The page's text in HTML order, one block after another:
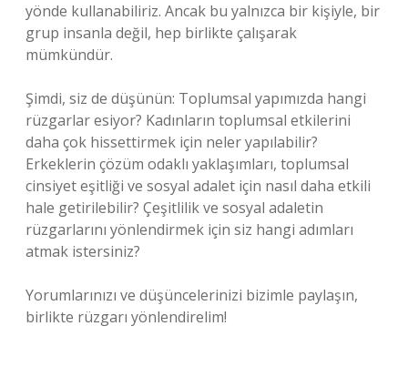
yönde kullanabiliriz. Ancak bu yalnızca bir kişiyle, bir
grup insanla değil, hep birlikte çalışarak
mümkündür.
Şimdi, siz de düşünün: Toplumsal yapımızda hangi
rüzgarlar esiyor? Kadınların toplumsal etkilerini
daha çok hissettirmek için neler yapılabilir?
Erkeklerin çözüm odaklı yaklaşımları, toplumsal
cinsiyet eşitliği ve sosyal adalet için nasıl daha etkili
hale getirilebilir? Çeşitlilik ve sosyal adaletin
rüzgarlarını yönlendirmek için siz hangi adımları
atmak istersiniz?
Yorumlarınızı ve düşüncelerinizi bizimle paylaşın,
birlikte rüzgarı yönlendirelim!